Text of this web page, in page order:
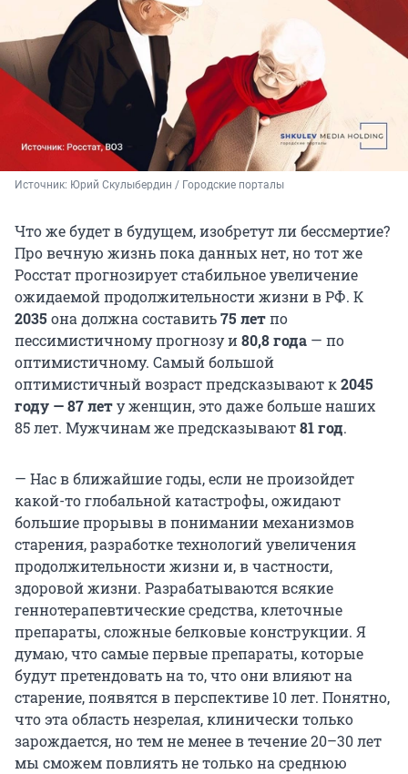
Источник: Юрий Скулыбердин / Городские порталы
Что же будет в будущем, изобретут ли бессмертие?
Про вечную жизнь пока данных нет, но тот же
Росстат прогнозирует стабильное увеличение
ожидаемой продолжительности жизни в РФ. К
2035 она должна составить75 летпо
пессимистичному прогнозу и80,8 года — по
оптимистичному. Самый большой
оптимистичный возраст предсказывают к2045
году — 87 лету женщин, это даже больше наших
85 лет. Мужчинам же предсказывают81 год.
— Нас в ближайшие годы, если не произойдет
какой-то глобальной катастрофы, ожидают
большие прорывы в понимании механизмов
старения, разработке технологий увеличения
продолжительности жизни и, в частности,
здоровой жизни. Разрабатываются всякие
геннотерапевтические средства, клеточные
препараты, сложные белковые конструкции. Я
думаю, что самые первые препараты, которые
будут претендовать на то, что они влияют на
старение, появятся в перспективе 10 лет. Понятно,
что эта область незрелая, клинически только
зарождается, но тем не менее в течение 20–30 лет
мы сможем повлиять не только на среднюю